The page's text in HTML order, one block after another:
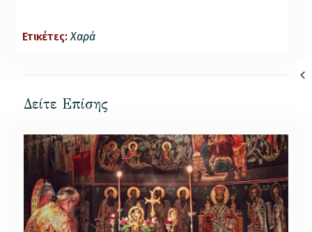
Ετικέτες: Χαρά
Δείτε Επίσης